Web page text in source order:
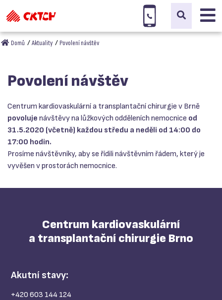
Domů Aktuality Povolení návštěv
Povolení návštěv
Centrum kardiovaskulární a transplantační chirurgie v Brně
povoluje návštěvy na lůžkových odděleních nemocnice od
31.5.2020 (včetně) každou středu a neděli od 14:00 do
17:00 hodin.
Prosíme návštěvníky, aby se řídili návštěvním řádem, který je
vyvěšen v prostorách nemocnice.
Centrum kardiovaskulární
a transplantační chirurgie Brno
Akutní stavy:
+420 603 144 124